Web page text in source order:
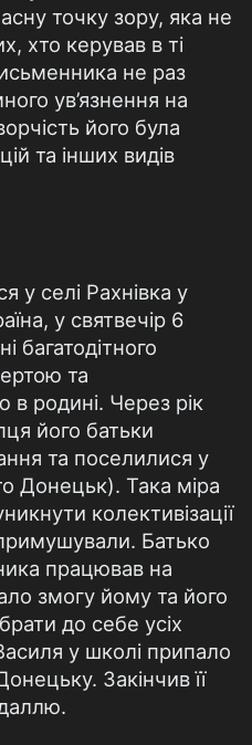
точку зору, яка не
хто керував в ті
не раз
ув’язнення на
його була
та інших видів
у селі Рахнівка у
у святвечір 6
багатодітного
та
родині. Через рік
його батьки
та поселилися у
Донецьк). Така міра
колективізації
Батько
працював на
змогу йому та його
до себе усіх
у школі припало
Закінчив її